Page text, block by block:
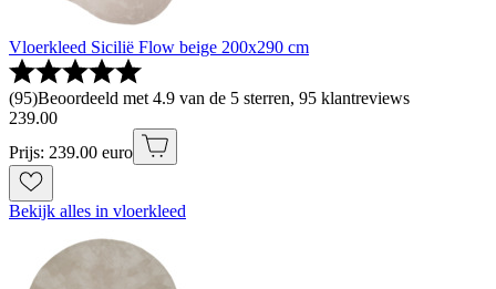
Vloerkleed Sicilië Flow beige 200x290 cm
(95)Beoordeeld met 4.9 van de 5 sterren, 95 klantreviews
239.00
Prijs: 239.00 euro
Bekijk alles in vloerkleed